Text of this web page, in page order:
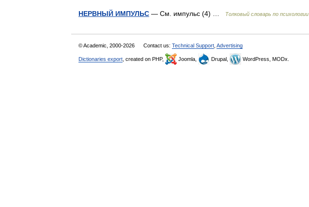
НЕРВНЫЙ ИМПУЛЬС — См. импульс (4) … Толковый словарь по психологии
© Academic, 2000-2026 Contact us: Technical Support Advertising
Dictionaries export , created on PHP, Joomla, Drupal, WordPress, MODx.